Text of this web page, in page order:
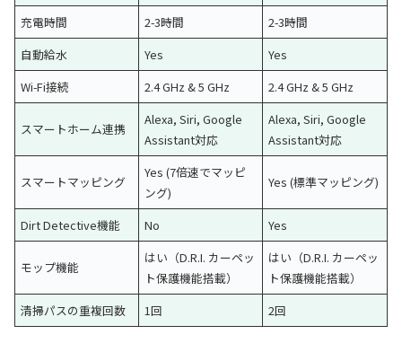
充電時間
2-3時間
2-3時間
自動給水
Yes
Yes
Wi-Fi接続
2.4 GHz & 5 GHz 2.4 GHz & 5 GHz
スマートホーム連携
Alexa, Siri, Google
Assistant対応
Alexa, Siri, Google
Assistant対応
スマートマッピング
Yes (7倍速でマッピ
ング)
Yes (標準マッピング)
Dirt Detective機能 No Yes
モップ機能
はい（D.R.I. カーペッ
ト保護機能搭載）
はい（D.R.I. カーペッ
ト保護機能搭載）
清掃パスの重複回数
1回 2回